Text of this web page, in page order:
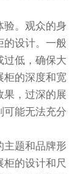
验。观众的身
的设计。一般
过低，确保大
柜的深度和宽
果，过深的展
可能无法充分
主题和品牌形
的设计和尺